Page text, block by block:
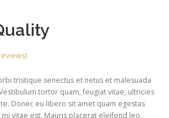
tristique senectus et netus et malesuada
tortor quam, feugiat vitae, ultricies
Donec eu libero sit amet quam egestas
vitae est. Mauris placerat eleifend leo.